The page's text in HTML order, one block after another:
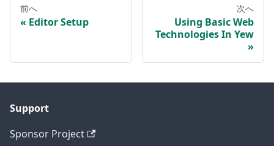
前へ
Editor Setup
次へ
Using Basic Web
Technologies In Yew
Support
Sponsor Project